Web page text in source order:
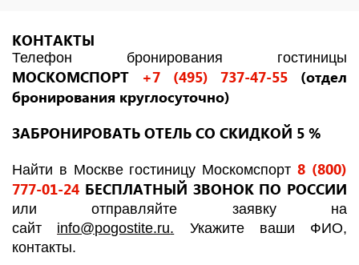
КОНТАКТЫ
Телефон бронирования гостиницы
МОСКОМСПОРТ +7 (495) 737-47-55 (отдел
бронирования круглосуточно)
ЗАБРОНИРОВАТЬ ОТЕЛЬ СО СКИДКОЙ 5 %
Найти в Москве гостиницу Москомспорт8 (800)
777-01-24 БЕСПЛАТНЫЙ ЗВОНОК ПО РОССИИ
или отправляйте заявку на
сайт info@pogostite.ru. Укажите ваши ФИО,
контакты.